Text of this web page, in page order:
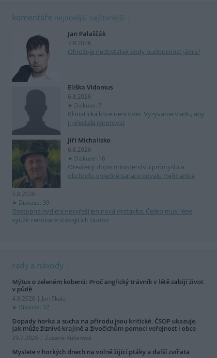
komentáře nejnovější nejčtenější
Jan Palaščák
7.8.2026
Ohrožuje nedostatek vody budoucnost jádra?
Eliška Vidomus
6.8.2026
Diskuse: 7
Klimatická krize není over. Vyzýváme vládu, aby
ji přestala ignorovat
Jiří Michalisko
6.8.2026
Diskuse: 16
Otevřený dopis ministerstvu průmyslu a
obchodu ohledně sanace odvalu Heřmanice
5.8.2026
Diskuse: 39
Dostupné bydlení nevyřeší jen nová výstavba. Česko musí lépe
využít renovace stávajících budov
rady a návody
Mýtus o zeleném koberci: Proč anglický trávník v létě zabíjí život
v půdě
4.8.2026 | Jan Skala
Diskuse: 32
Dopady horka a sucha na přírodu jsou kritické. ČSOP ukazuje,
jak může žíznivé krajině a živočichům pomoci veřejnost i obce
29.7.2026 | Zuzana Kučerová
Myslete v horkých dnech na volně žijící ptáky a další zvířata